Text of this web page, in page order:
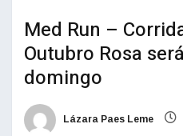
Med Run –
Outubro Rosa
domingo
Lázara Paes Leme